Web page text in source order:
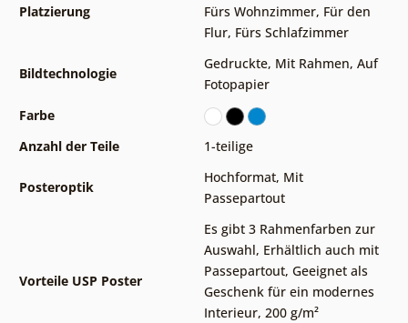
Platzierung
Fürs Wohnzimmer, Für den
Flur, Fürs Schlafzimmer
Bildtechnologie
Gedruckte, Mit Rahmen, Auf
Fotopapier
Farbe
Anzahl der Teile
1-teilige
Posteroptik
Hochformat, Mit
Passepartout
Vorteile USP Poster
Es gibt 3 Rahmenfarben zur
Auswahl, Erhältlich auch mit
Passepartout, Geeignet als
Geschenk für ein modernes
Interieur, 200 g/m²